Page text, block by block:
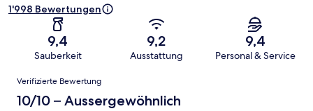
1'998 Bewertungen
9,4
Sauberkeit
9,2
Ausstattung
9,4
Personal & Service
Bewertungen
Verifizierte Bewertung
10/10 – Aussergewöhnlich